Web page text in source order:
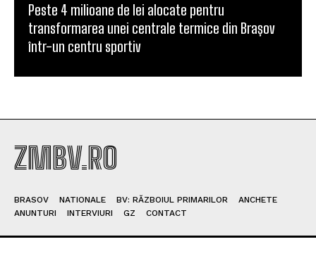
Peste 4 milioane de lei alocate pentru
transformarea unei centrale termice din Brașov
într-un centru sportiv
ZMBV.RO
BRASOV NATIONALE BV: RĂZBOIUL PRIMARILOR
ANCHETE
ANUNTURI
INTERVIURI GZ CONTACT